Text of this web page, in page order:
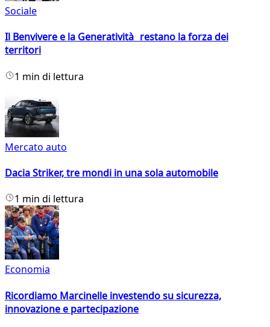
Sociale
Il Benvivere e la Generatività restano la forza dei
territori
1 min di lettura
Mercato auto
Dacia Striker, tre mondi in una sola automobile
1 min di lettura
Economia
Ricordiamo Marcinelle investendo su sicurezza,
innovazione e partecipazione